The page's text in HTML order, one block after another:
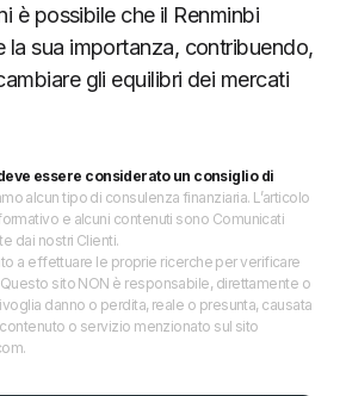
è possibile che il Renminbi
la sua importanza, contribuendo,
gli equilibri dei mercati
essere considerato un consiglio di
alcun tipo di consulenza finanziaria. L’articolo
e alcuni contenuti sono Comunicati
dai nostri Clienti.
a effettuare le proprie ricerche per verificare
sito NON è responsabile, direttamente o
danno o perdita, reale o presunta, causata
o servizio menzionato sul sito